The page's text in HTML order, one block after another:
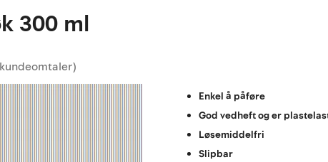
300 ml
kundeomtaler)
Enkel å påføre
God vedheft og er
Løsemiddelfri
Slipbar